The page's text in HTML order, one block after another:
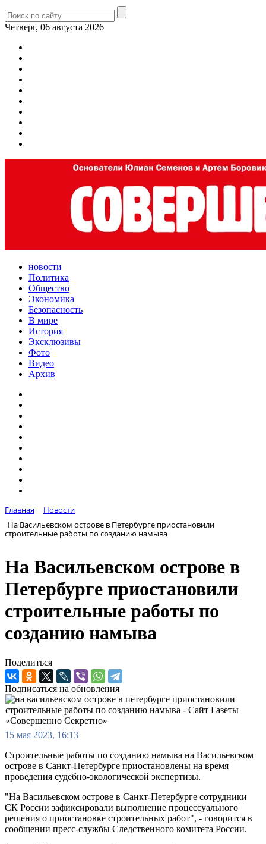
Четверг, 06 августа 2026
новости
Политика
Общество
Экономика
Безопасность
В мире
История
Эксклюзивы
Фото
Видео
Архив
Главная
Новости
На Васильевском острове в Петербурге приостановили
строительные работы по созданию намыва
На Васильевском острове в
Петербурге приостановили
строительные работы по
созданию намыва
Поделиться
Подписаться на обновления
15 мая 2023, 16:13
Строительные работы по созданию намыва на Васильевском
острове в Санкт-Петербурге приостановлены на время
проведения судебно-экологической экспертизы.
"На Васильевском острове в Санкт-Петербурге сотрудники
СК России зафиксировали выполнение процессуального
решения о приостановке строительных работ", - говорится в
сообщении пресс-службы Следственного комитета России.